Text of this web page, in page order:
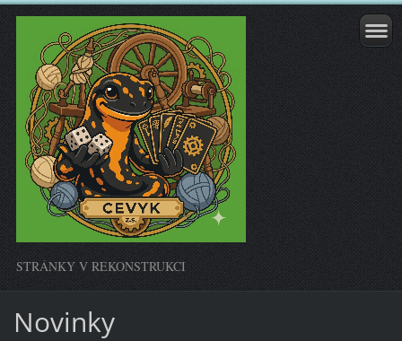
STRÁNKY V REKONSTRUKCI
Novinky